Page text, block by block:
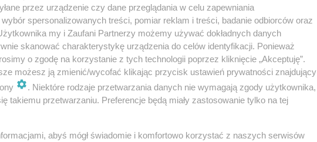
szczepień?
przez urządzenie czy dane przeglądania w celu zapewniania
spersonalizowanych treści, pomiar reklam i treści, badanie odbiorców oraz
my i Zaufani Partnerzy możemy używać dokładnych danych
skanować charakterystykę urządzenia do celów identyfikacji. Ponieważ
o zgodę na korzystanie z tych technologii poprzez kliknięcie „Akceptuję”.
możesz ją zmienić/wycofać klikając przycisk ustawień prywatności znajdujący
. Niektóre rodzaje przetwarzania danych nie wymagają zgody użytkownika,
takiemu przetwarzaniu. Preferencje będą miały zastosowanie tylko na tej
abyś mógł świadomie i komfortowo korzystać z naszych serwisów